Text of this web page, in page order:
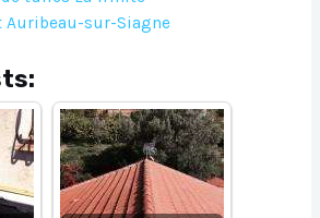
Auribeau-sur-Siagne